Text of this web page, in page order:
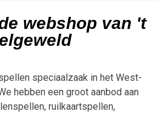
webshop van 't
speciaalzaak in het West-
hebben een groot aanbod aan
ruilkaartspellen,